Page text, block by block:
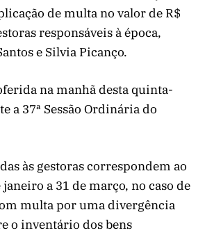
de multa no valor de R$
responsáveis à época,
e Silvia Picanço.
na manhã desta quinta-
a 37ª Sessão Ordinária do
às gestoras correspondem ao
a 31 de março, no caso de
multa por uma divergência
o inventário dos bens